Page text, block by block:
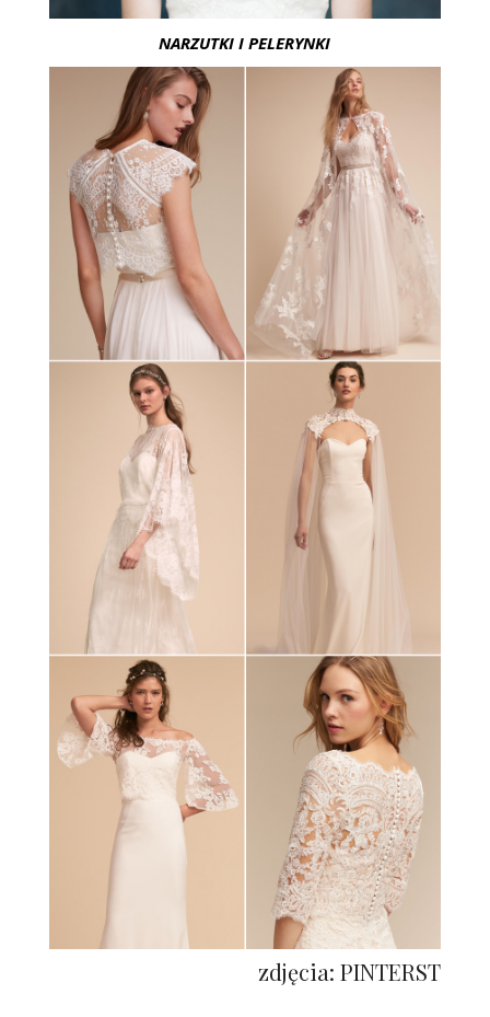
NARZUTKI I PELERYNKI
zdjęcia: PINTERST